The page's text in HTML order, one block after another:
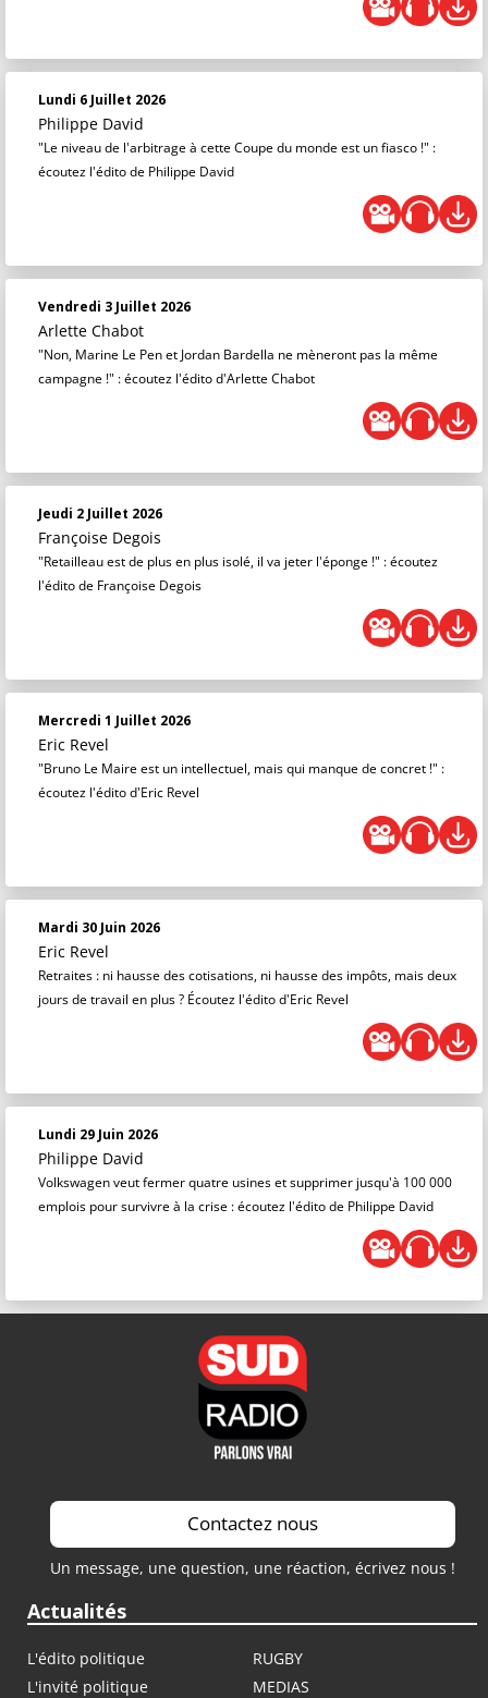
Lundi 6 Juillet 2026
Philippe David
"Le niveau de l'arbitrage à cette Coupe du monde est un fiasco !" :
écoutez l'édito de Philippe David
Vendredi 3 Juillet 2026
Arlette Chabot
"Non, Marine Le Pen et Jordan Bardella ne mèneront pas la même
campagne !" : écoutez l'édito d'Arlette Chabot
Jeudi 2 Juillet 2026
Françoise Degois
"Retailleau est de plus en plus isolé, il va jeter l'éponge !" : écoutez
l'édito de Françoise Degois
Mercredi 1 Juillet 2026
Eric Revel
"Bruno Le Maire est un intellectuel, mais qui manque de concret !" :
écoutez l'édito d'Eric Revel
Mardi 30 Juin 2026
Eric Revel
Retraites : ni hausse des cotisations, ni hausse des impôts, mais deux
jours de travail en plus ? Écoutez l'édito d'Eric Revel
Lundi 29 Juin 2026
Philippe David
Volkswagen veut fermer quatre usines et supprimer jusqu'à 100 000
emplois pour survivre à la crise : écoutez l'édito de Philippe David
Contactez nous
Un message, une question, une réaction, écrivez nous !
Actualités
L'édito politique
RUGBY
L'invité politique
MEDIAS